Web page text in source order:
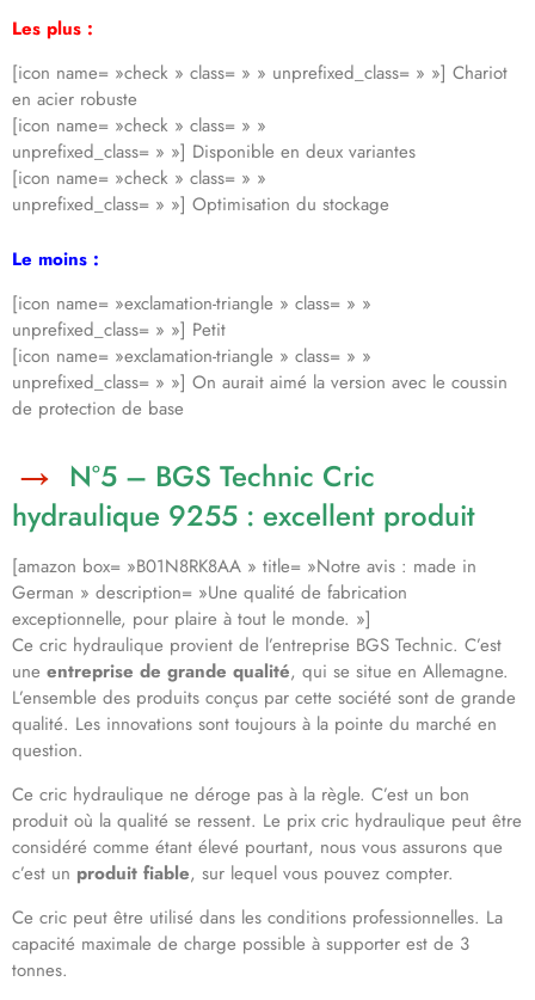
Les plus :
[icon name= »check » class= » » unprefixed_class= » »] Chariot
en acier robuste
[icon name= »check » class= » »
unprefixed_class= » »] Disponible en deux variantes
[icon name= »check » class= » »
unprefixed_class= » »] Optimisation du stockage
Le moins :
[icon name= »exclamation-triangle » class= » »
unprefixed_class= » »] Petit
[icon name= »exclamation-triangle » class= » »
unprefixed_class= » »] On aurait aimé la version avec le coussin
de protection de base
N°5 – BGS Technic Cric
hydraulique 9255 : excellent produit
[amazon box= »B01N8RK8AA » title= »Notre avis : made in
German » description= »Une qualité de fabrication
exceptionnelle, pour plaire à tout le monde. »]
Ce cric hydraulique provient de l’entreprise BGS Technic. C’est
une entreprise de grande qualité, qui se situe en Allemagne.
L’ensemble des produits conçus par cette société sont de grande
qualité. Les innovations sont toujours à la pointe du marché en
question.
Ce cric hydraulique ne déroge pas à la règle. C’est un bon
produit où la qualité se ressent. Le prix cric hydraulique peut être
considéré comme étant élevé pourtant, nous vous assurons que
c’est un produit fiable, sur lequel vous pouvez compter.
Ce cric peut être utilisé dans les conditions professionnelles. La
capacité maximale de charge possible à supporter est de 3
tonnes.